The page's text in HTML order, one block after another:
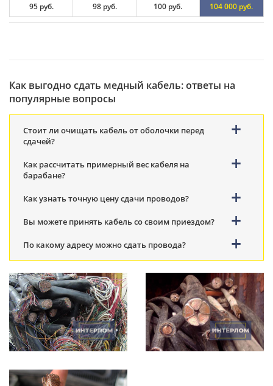
95 руб. 98 руб. 100 руб. 104 000 руб.
Как выгодно сдать медный кабель: ответы на
популярные вопросы
Стоит ли очищать кабель от оболочки перед
сдачей?
Как рассчитать примерный вес кабеля на
барабане?
Как узнать точную цену сдачи проводов?
Вы можете принять кабель со своим приездом?
По какому адресу можно сдать провода?